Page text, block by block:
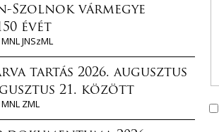
Szolnok vármegye
évét
MNL JNSzML
tartás 2026. augusztus
21. között
MNL ZML